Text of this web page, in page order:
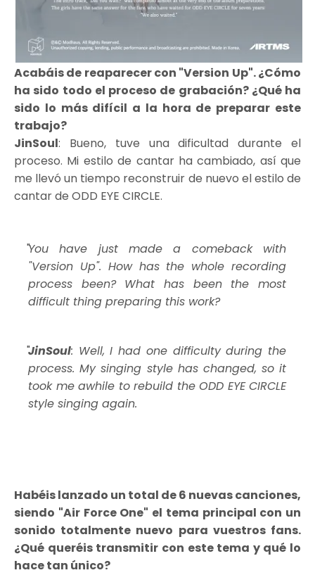
Acabáis de reaparecer con "Version Up". ¿Cómo
ha sido todo el proceso de grabación? ¿Qué ha
sido lo más difícil a la hora de preparar este
trabajo?
JinSoul: Bueno, tuve una dificultad durante el
proceso. Mi estilo de cantar ha cambiado, así que
me llevó un tiempo reconstruir de nuevo el estilo de
cantar de ODD EYE CIRCLE.
You have just made a comeback with
"Version Up". How has the whole recording
process been? What has been the most
difficult thing preparing this work?
JinSoul: Well, I had one difficulty during the
process. My singing style has changed, so it
took me awhile to rebuild the ODD EYE CIRCLE
style singing again.
Habéis lanzado un total de 6 nuevas canciones,
siendo "Air Force One" el tema principal con un
sonido totalmente nuevo para vuestros fans.
¿Qué queréis transmitir con este tema y qué lo
hace tan único?